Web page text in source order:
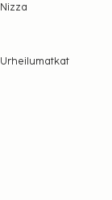
Nizza
Urheilumatkat